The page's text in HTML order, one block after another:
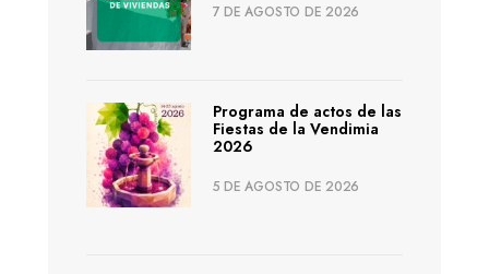
7 DE AGOSTO DE 2026
Programa de actos de las
Fiestas de la Vendimia
2026
5 DE AGOSTO DE 2026